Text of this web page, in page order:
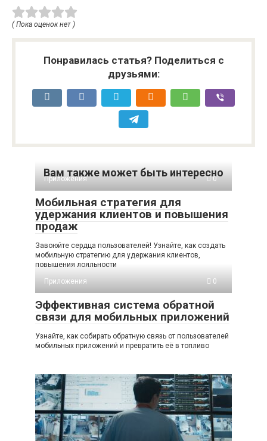
( Пока оценок нет )
Понравилась статья? Поделиться с
друзьями:
Вам также может быть интересно
Приложения 0
Мобильная стратегия для
удержания клиентов и повышения
продаж
Завоюйте сердца пользователей! Узнайте, как создать
мобильную стратегию для удержания клиентов,
повышения лояльности
Приложения
0
Эффективная система обратной
связи для мобильных приложений
Узнайте, как собирать обратную связь от пользователей
мобильных приложений и превратить её в топливо